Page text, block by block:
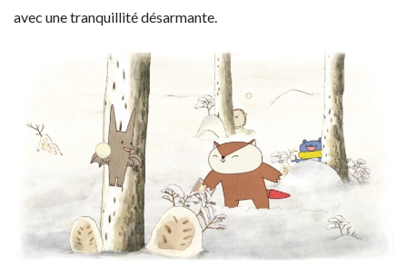
avec une tranquillité désarmante.